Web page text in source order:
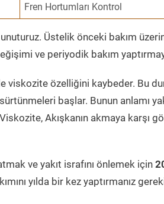
Fren Hortumları Kontrol
Üstelik önceki bakım
ve periyodik bakım
viskozite özelliğini kaybeder. Bu
başlar. Bunun anlamı
Akışkanın akmaya karşı
ve yakıt israfını önlemek için
yılda bir kez yaptırmanız